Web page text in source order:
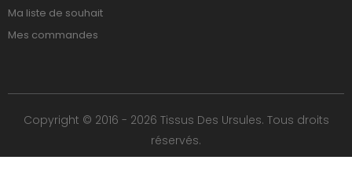
Ma liste de souhait
Mes commandes
Copyright © 2016 - 2026 Tissus Des Ursules. Tous droits
réservés.